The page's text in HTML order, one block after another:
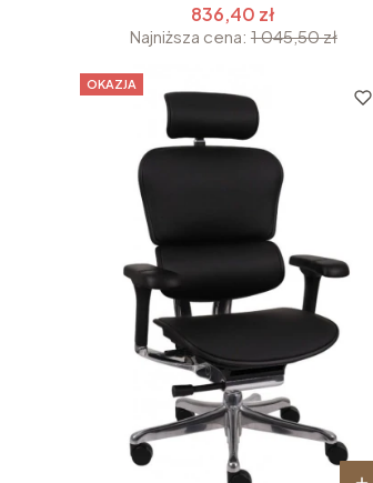
836,40 zł
Najniższa cena: 1 045,50 zł
OKAZJA